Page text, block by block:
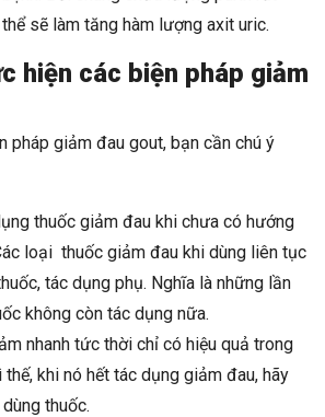
sẽ làm tăng hàm lượng axit uric.
hiện các biện pháp giảm
pháp giảm đau gout, bạn cần chú ý
thuốc giảm đau khi chưa có hướng
loại thuốc giảm đau khi dùng liên tục
tác dụng phụ. Nghĩa là những lần
không còn tác dụng nữa.
nhanh tức thời chỉ có hiệu quả trong
thế, khi nó hết tác dụng giảm đau, hãy
thuốc.